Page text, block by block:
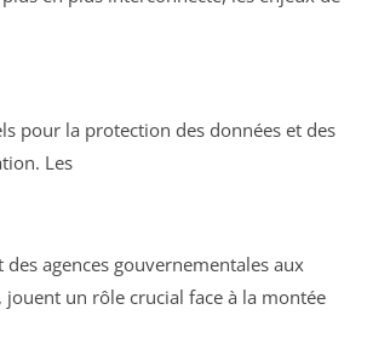
pour la protection des données et des
Les
des agences gouvernementales aux
jouent un rôle crucial face à la montée